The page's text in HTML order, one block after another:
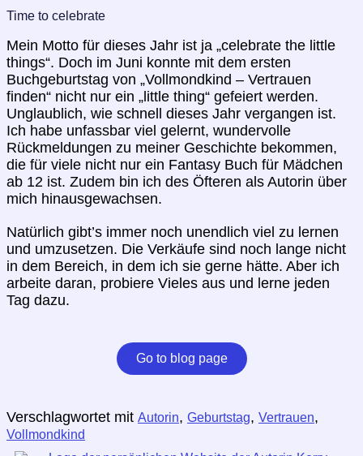
Time to celebrate
Mein Motto für dieses Jahr ist ja „celebrate the little
things“. Doch im Juni konnte mit dem ersten
Buchgeburtstag von „Vollmondkind – Vertrauen
finden“ nicht nur ein „little thing“ gefeiert werden.
Unglaublich, wie schnell dieses Jahr vergangen ist.
Ich habe unfassbar viel gelernt, wundervolle
Rückmeldungen zu meiner Geschichte bekommen,
die für viele nicht nur ein Fantasy Buch für Mädchen
ab 12 ist. Zudem bin ich des Öfteren als Autorin über
mich hinausgewachsen.
Natürlich gibt’s immer noch unendlich viel zu lernen
und umzusetzen. Die Verkäufe sind noch lange nicht
in dem Bereich, in dem ich sie gerne hätte. Aber ich
arbeite daran, probiere Vieles aus und lerne jeden
Tag dazu.
Go to blog page
Verschlagwortet mit Autorin, Geburtstag, Vertrauen,
Vollmondkind